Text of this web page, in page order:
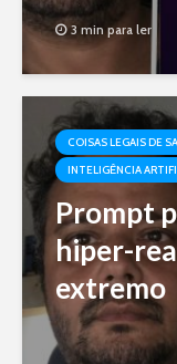
3 min para ler
COISAS LEGAIS DE
INTELIGÊNCIA
Prompt
hiper-
extremo